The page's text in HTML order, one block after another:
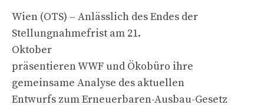
Wien (OTS) – Anlässlich des Endes der
Stellungnahmefrist am 21.
Oktober
präsentieren WWF und Ökobüro ihre
gemeinsame Analyse des aktuellen
Entwurfs zum Erneuerbaren-Ausbau-Gesetz